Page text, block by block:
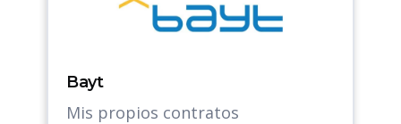
Bayt
Mis propios contratos